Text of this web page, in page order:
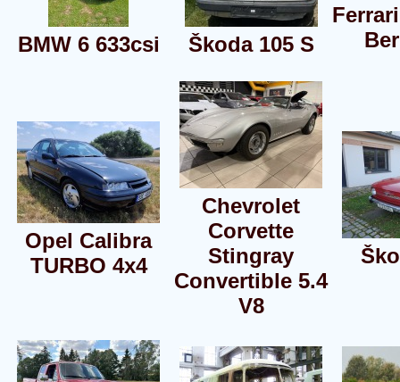
BMW 6 633csi Škoda 105 S
Opel Calibra
TURBO 4x4
Chevrolet
Corvette
Stingray
Convertible 5.4
V8